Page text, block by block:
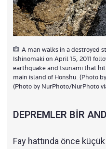
A man walks in a destroyed
Ishinomaki on April 15, 2011
earthquake and tsunami that
main island of Honshu. (Photo
(Photo by NurPhoto/NurPhoto
DEPREMLER BİR
Fay hattında önce